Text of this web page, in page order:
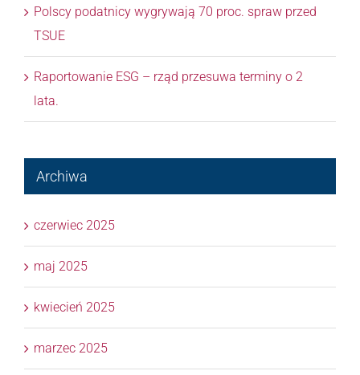
Polscy podatnicy wygrywają 70 proc. spraw przed
TSUE
Raportowanie ESG – rząd przesuwa terminy o 2
lata.
Archiwa
czerwiec 2025
maj 2025
kwiecień 2025
marzec 2025